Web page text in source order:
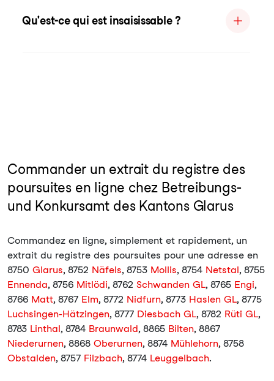
Qu'est-ce qui est insaisissable ?
Commander un extrait du registre des
poursuites en ligne chez Betreibungs-
und Konkursamt des Kantons Glarus
Commandez en ligne, simplement et rapidement, un
extrait du registre des poursuites pour une adresse en
8750 Glarus, 8752 Näfels, 8753 Mollis, 8754 Netstal, 8755
Ennenda, 8756 Mitlödi, 8762 Schwanden GL, 8765 Engi,
8766 Matt, 8767 Elm, 8772 Nidfurn, 8773 Haslen GL, 8775
Luchsingen-Hätzingen, 8777 Diesbach GL, 8782 Rüti GL,
8783 Linthal, 8784 Braunwald, 8865 Bilten, 8867
Niederurnen, 8868 Oberurnen, 8874 Mühlehorn, 8758
Obstalden, 8757 Filzbach, 8774 Leuggelbach.